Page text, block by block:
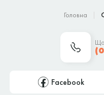
Головна
Facebook